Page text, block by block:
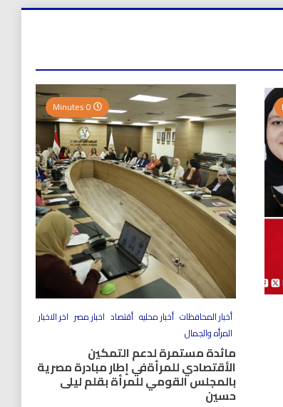
أخبار المحافظات أخبار محليه أقتصاد اخبار مصر اخر الاخبار
المرأه والجمال
مائدة مستمرة لدعم التمكين
الأقتصادي للمرأةفي إطار مبادرة مصرية
بالمجلس القومي للمرأة بقلم ليلى
حسين